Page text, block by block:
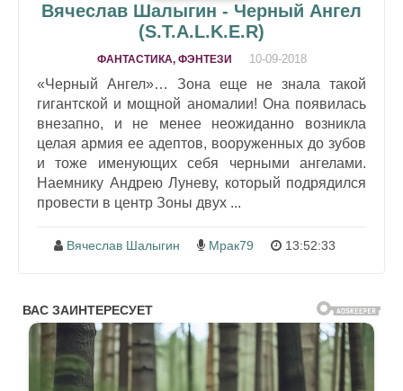
Вячеслав Шалыгин - Черный Ангел
(S.T.A.L.K.E.R)
ФАНТАСТИКА, ФЭНТЕЗИ 10-09-2018
«Черный Ангел»… Зона еще не знала такой
гигантской и мощной аномалии! Она появилась
внезапно, и не менее неожиданно возникла
целая армия ее адептов, вооруженных до зубов
и тоже именующих себя черными ангелами.
Наемнику Андрею Луневу, который подрядился
провести в центр Зоны двух ...
Вячеслав Шалыгин Мрак79 13:52:33